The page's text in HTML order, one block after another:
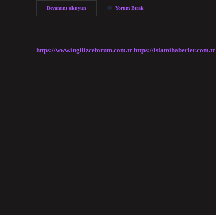
Devamını okuyun Endocardium
Ne
Yorum Bırak
https://www.ingilizceforum.com.tr https://islamihaberler.com.tr